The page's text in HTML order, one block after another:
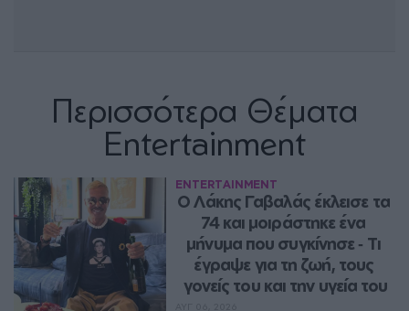
Περισσότερα Θέματα
Entertainment
ENTERTAINMENT
Ο Λάκης Γαβαλάς έκλεισε τα
74 και μοιράστηκε ένα
μήνυμα που συγκίνησε ‑ Τι
έγραψε για τη ζωή, τους
γονείς του και την υγεία του